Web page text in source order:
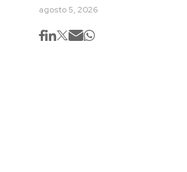
agosto 5, 2026